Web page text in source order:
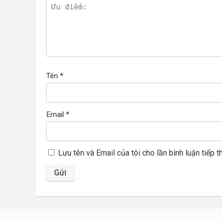
Tên *
Email *
Lưu tên và Email của tôi cho lần bình luận tiếp